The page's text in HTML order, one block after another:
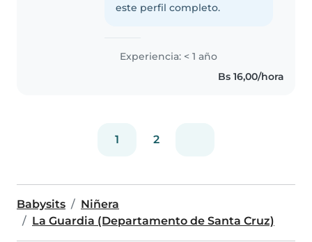
este perfil completo.
Experiencia: < 1 año
Bs 16,00/hora
1 2
Babysits
Niñera
La Guardia (Departamento de Santa Cruz)